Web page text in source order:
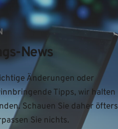
News
Änderungen oder
Tipps, wir halten
Schauen Sie daher öfters
Sie nichts.